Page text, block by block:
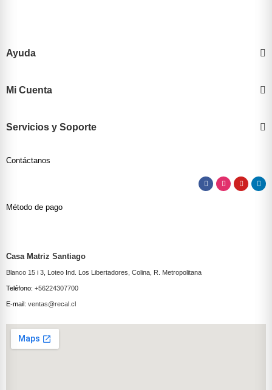
Ayuda
Mi Cuenta
Servicios y Soporte
Contáctanos
Método de pago
Casa Matriz Santiago
Blanco 15 i 3, Loteo Ind. Los Libertadores, Colina, R. Metropolitana
Teléfono: +56224307700
E-mail: ventas@recal.cl